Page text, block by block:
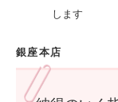
します
銀座本店